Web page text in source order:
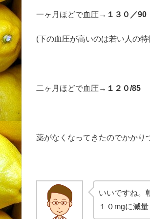
一ヶ月ほどで血圧→ １３０／90
(下の血圧が高いのは若い人の
二ヶ月ほどで血圧→ １２０/85
薬がなくなってきたのでかかり
いいですね。
１０mgに減